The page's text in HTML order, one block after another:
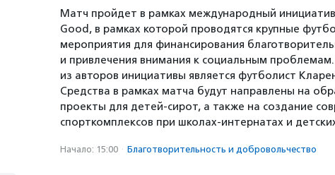
Матч пройдет в рамках международный
Good, в рамках которой проводятся крупные
мероприятия для финансирования
и привлечения внимания к социальным
из авторов инициативы является футболист
Средства в рамках матча будут направлены на
проекты для детей-сирот, а также на создание
спорткомплексов при школах-интернатах и
Начало: 15:00 · Благотвори­тель­ность и доброволь­чест­во